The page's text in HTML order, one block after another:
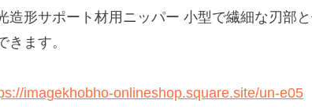
造形サポート材用ニッパー 小型で繊細な刃部
ます。
imagekhobho-onlineshop.square.site/un-e05